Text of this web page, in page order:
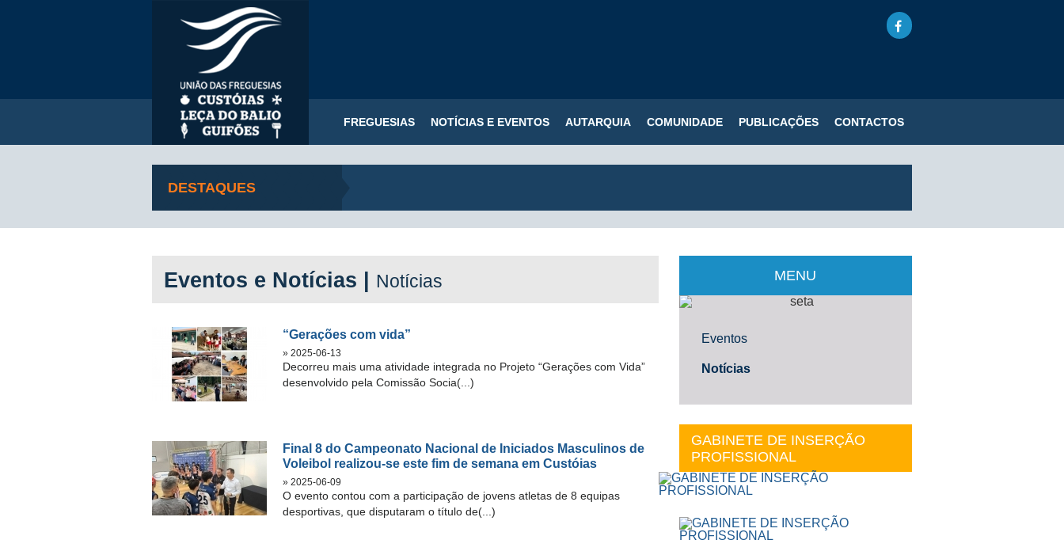
FREGUESIAS NOTÍCIAS E EVENTOS AUTARQUIA COMUNIDADE PUBLICAÇÕES CONTACTOS
DESTAQUES
Eventos e Notícias | Notícias
“Gerações com vida”
» 2025-06-13
Decorreu mais uma atividade integrada no Projeto “Gerações com Vida”
desenvolvido pela Comissão Socia(...)
Final 8 do Campeonato Nacional de Iniciados Masculinos de
Voleibol realizou-se este fim de semana em Custóias
» 2025-06-09
O evento contou com a participação de jovens atletas de 8 equipas
desportivas, que disputaram o título de(...)
MENU
Eventos
Notícias
GABINETE DE INSERÇÃO
PROFISSIONAL